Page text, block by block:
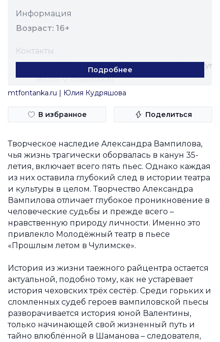
Информация
Возраст: 16+
Контакты
https://mtfontanka.ru/perfomance/proshlym-
letom-v-chulimske/
Подробнее
mtfontanka.ru | Юлия Кудряшова
В избранное Поделиться
Творческое наследие Александра Вампилова,
чья жизнь трагически оборвалась в канун 35-
летия, включает всего пять пьес. Однако каждая
из них оставила глубокий след в истории театра
и культуры в целом. Творчество Александра
Вампилова отличает глубокое проникновение в
человеческие судьбы и прежде всего –
нравственную природу личности. Именно это
привлекло Молодёжный театр в пьесе
«Прошлым летом в Чулимске».
История из жизни таежного райцентра остается
актуальной, подобно тому, как не устаревает
история чеховских трёх сестёр. Среди горьких и
сломленных судеб героев вампиловской пьесы
разворачивается история юной Валентины,
только начинающей свой жизненный путь и
тайно влюблённой в Шаманова – следователя,